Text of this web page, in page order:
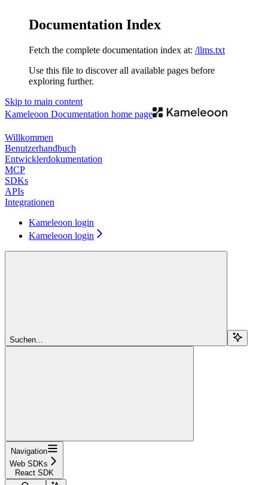
Documentation Index
Fetch the complete documentation index at: /llms.txt
Use this file to discover all available pages before
exploring further.
Skip to main content
Kameleoon Documentation home page
Willkommen
Benutzerhandbuch
Entwicklerdokumentation
MCP
SDKs
APIs
Integrationen
Kameleoon login
Kameleoon login
Suchen...
Navigation
Web SDKs
React SDK